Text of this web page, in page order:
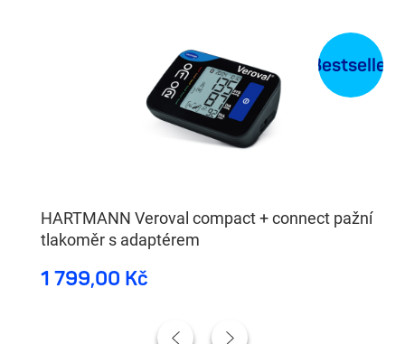
Bestseller
HARTMANN Veroval compact + connect pažní
tlakoměr s adaptérem
1 799,00 Kč